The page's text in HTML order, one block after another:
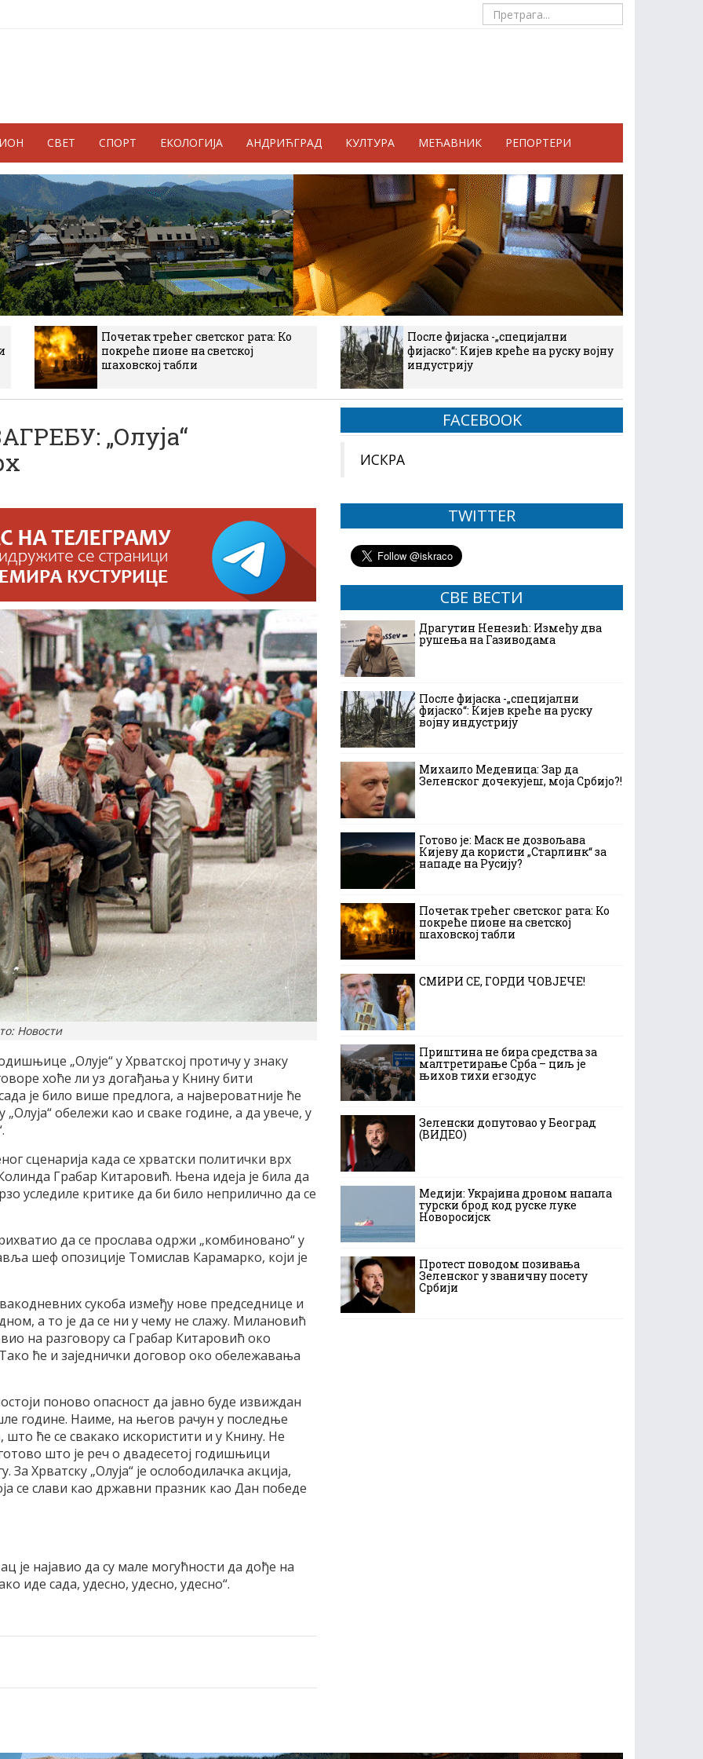
СВЕТ СПОРТ ЕКОЛОГИЈА АНДРИЋГРАД КУЛТУРА МЕЋАВНИК РЕПОРТЕРИ
Почетак трећег светског рата: Ко
покреће пионе на светској
шаховској табли
После фијаска -„специјални
фијаско“: Кијев креће на руску војну
индустрију
„Олуја“
Новости
„Олује“ у Хрватској протичу у знаку
хоће ли уз догађања у Книну бити
је било више предлога, а највероватније ће
обележи као и сваке године, а да увече, у
сценарија када се хрватски политички врх
Грабар Китаровић. Њена идеја је била да
уследиле критике да би било неприлично да се
да се прослава одржи „комбиновано“ у
шеф опозиције Томислав Карамарко, који је
сукоба између нове председнице и
а то је да се ни у чему не слажу. Милановић
на разговору са Грабар Китаровић око
ће и заједнички договор око обележавања
поново опасност да јавно буде извиждан
године. Наиме, на његов рачун у последње
ће се свакако искористити и у Книну. Не
што је реч о двадесетој годишњици
За Хрватску „Олуја“ је ослободилачка акција,
се слави као државни празник као Дан победе
је најавио да су мале могућности да дође на
иде сада, удесно, удесно, удесно“.
FACEBOOK
ИСКРА
TWITTER
СВЕ ВЕСТИ
Драгутин Ненезић: Између два
рушења на Газиводама
После фијаска -„специјални
фијаско“: Кијев креће на руску
војну индустрију
Михаило Меденица: Зар да
Зеленског дочекујеш, моја Србијо?!
Готово је: Маск не дозвољава
Кијеву да користи „Старлинк“ за
нападе на Русију?
Почетак трећег светског рата: Ко
покреће пионе на светској
шаховској табли
СМИРИ СЕ, ГОРДИ ЧОВЈЕЧЕ!
Приштина не бира средства за
малтретирање Срба – циљ је
њихов тихи егзодус
Зеленски допутовао у Београд
(ВИДЕО)
Медији: Украјина дроном напала
турски брод код руске луке
Новоросијск
Протест поводом позивања
Зеленског у званичну посету
Србији